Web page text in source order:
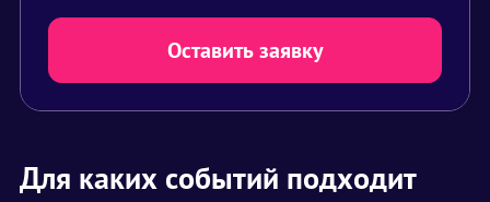
Оставить заявку
Для каких событий подходит